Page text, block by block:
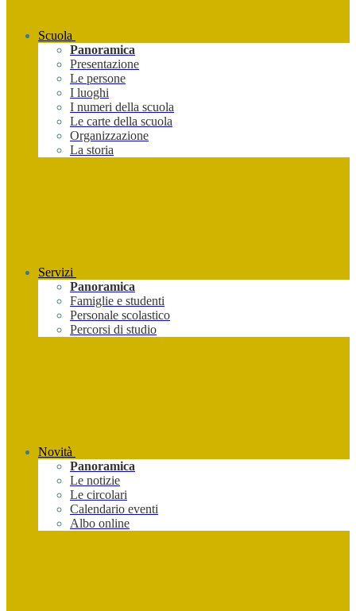
Scuola
Panoramica
Presentazione
Le persone
I luoghi
I numeri della scuola
Le carte della scuola
Organizzazione
La storia
Servizi
Panoramica
Famiglie e studenti
Personale scolastico
Percorsi di studio
Novità
Panoramica
Le notizie
Le circolari
Calendario eventi
Albo online